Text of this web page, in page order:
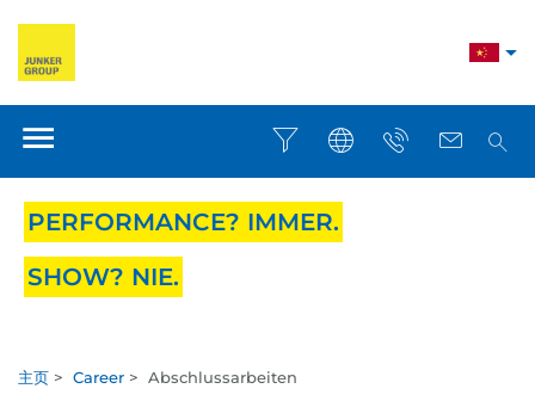
PERFORMANCE? IMMER.
SHOW? NIE.
主页 > Career > Abschlussarbeiten